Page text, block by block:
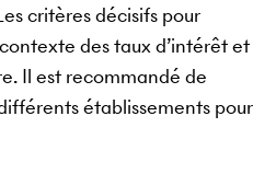
critères décisifs pour
des taux d’intérêt et
Il est recommandé de
établissements pour